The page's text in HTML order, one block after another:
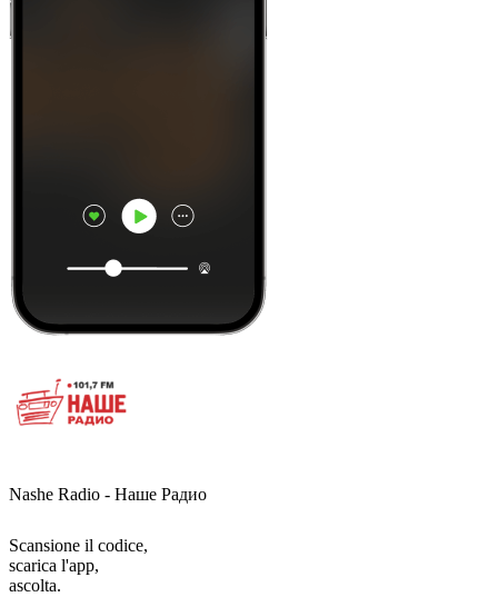
Nashe Radio - Наше Радио
Scansione il codice,
scarica l'app,
ascolta.